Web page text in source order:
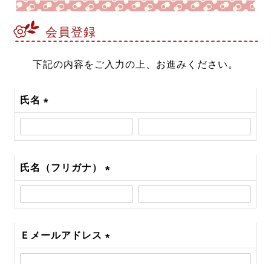
会員登録
下記の内容をご入力の上、お進みください。
氏名
(必
須)
氏名（フリガナ）
(必
須)
Ｅメールアドレス
(必